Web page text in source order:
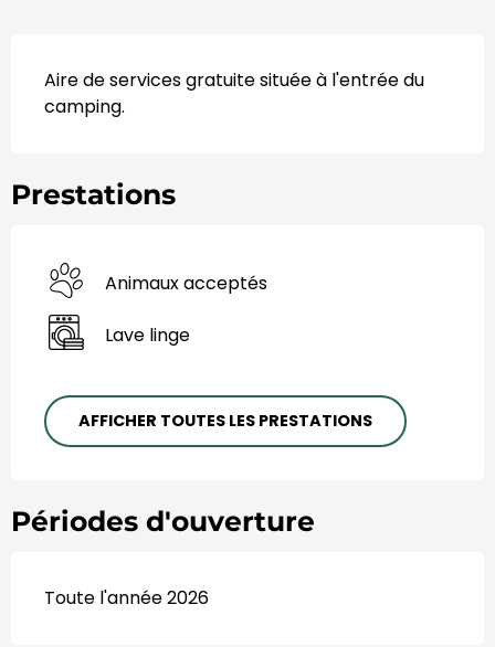
Aire de services gratuite située à l'entrée du
camping.
Prestations
Animaux acceptés
Lave linge
AFFICHER TOUTES LES PRESTATIONS
Périodes d'ouverture
Toute l'année 2026